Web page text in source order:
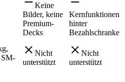
Keine
Bilder, keine
Premium-
Decks
Kernfunktionen
hinter
Bezahlschranke
Nicht
unterstützt
Nicht
unterstützt